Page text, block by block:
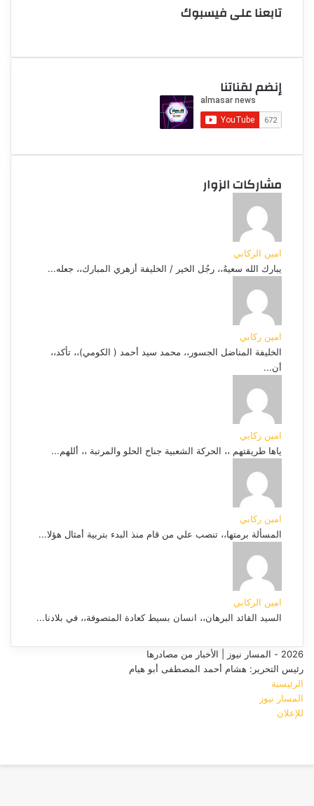
تابعنا على فيسبوك
إنضم لقناتنا
مشاركات الزوار
امين الركابي
يبارك الله سعيهُ،، رجُل الخير / الخليفة أزهري المبارك،، جعله...
امين ركابي
الخليفة المناضل الجسور،، محمد سيد أحمد ( الكومي)،، تأكد،،
أن...
امين ركابي
ياها طريقتهم ،، الحركة الشعبية جناح الحلو والمرتبة ،، أللهم...
امين ركابي
المسألة برمتها،، تنصب علي من قام منذ البدء بتربية أمثال هؤلا...
امين الركابي
السيد القائد البرهان،، انسان بسيط كعادة المتصوفة،، في بلادنا...
2026 - المسار نيوز | الأخبار من مصادرها
رئيس التحرير: هشام أحمد المصطفى أبو هيام
الرئيسية
المسار نيوز
للإعلان